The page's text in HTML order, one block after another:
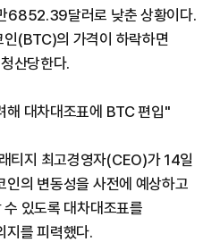
6852.39달러로 낮춘 상황이다.
인(BTC)의 가격이 하락하면
산당한다.
해 대차대조표에 BTC 편입"
티지 최고경영자(CEO)가 14일
의 변동성을 사전에 예상하고
있도록 대차대조표를
지를 피력했다.